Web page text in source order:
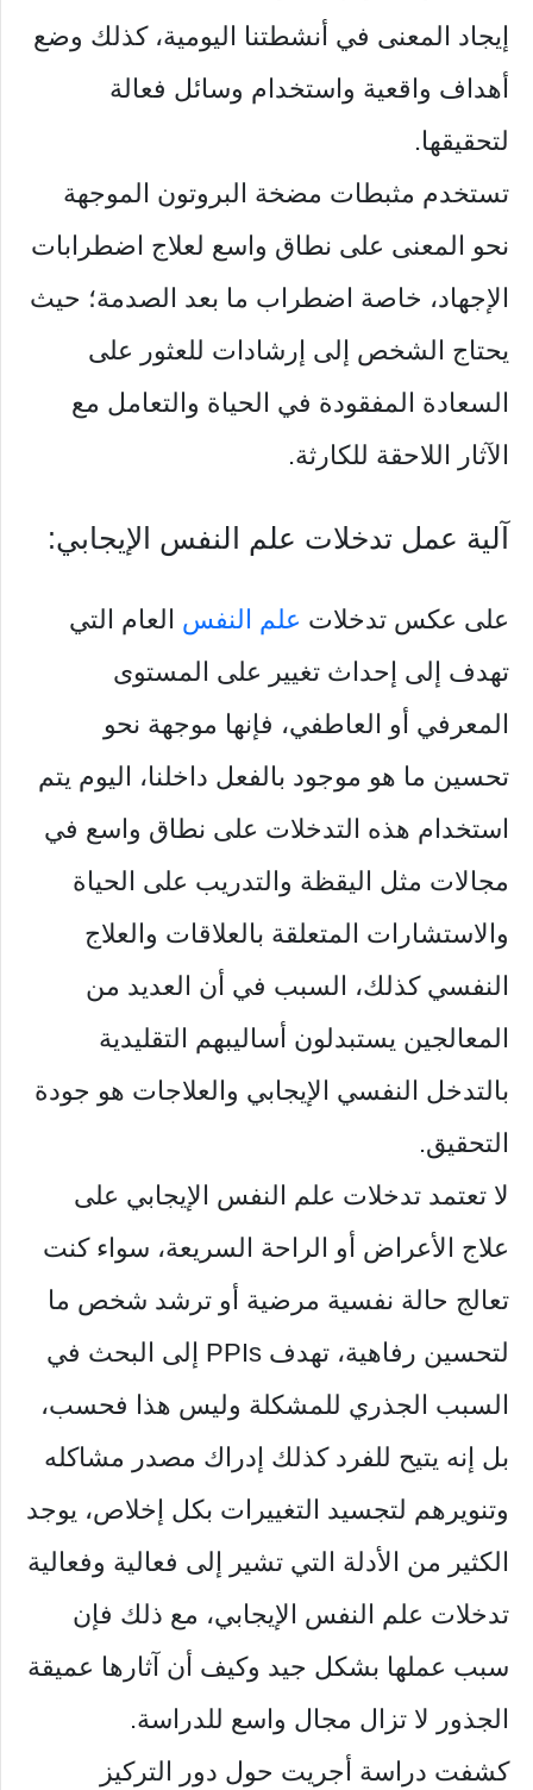
إيجاد المعنى في أنشطتنا اليومية، كذلك وضع
أهداف واقعية واستخدام وسائل فعالة
لتحقيقها.
تستخدم مثبطات مضخة البروتون الموجهة
نحو المعنى على نطاق واسع لعلاج اضطرابات
الإجهاد، خاصة اضطراب ما بعد الصدمة؛ حيث
يحتاج الشخص إلى إرشادات للعثور على
السعادة المفقودة في الحياة والتعامل مع
الآثار اللاحقة للكارثة.
آلية عمل تدخلات علم النفس الإيجابي:
على عكس تدخلات علم النفس العام التي
تهدف إلى إحداث تغيير على المستوى
المعرفي أو العاطفي، فإنها موجهة نحو
تحسين ما هو موجود بالفعل داخلنا، اليوم يتم
استخدام هذه التدخلات على نطاق واسع في
مجالات مثل اليقظة والتدريب على الحياة
والاستشارات المتعلقة بالعلاقات والعلاج
النفسي كذلك، السبب في أن العديد من
المعالجين يستبدلون أساليبهم التقليدية
بالتدخل النفسي الإيجابي والعلاجات هو جودة
التحقيق.
لا تعتمد تدخلات علم النفس الإيجابي على
علاج الأعراض أو الراحة السريعة، سواء كنت
تعالج حالة نفسية مرضية أو ترشد شخص ما
لتحسين رفاهية، تهدف PPIs إلى البحث في
السبب الجذري للمشكلة وليس هذا فحسب،
بل إنه يتيح للفرد كذلك إدراك مصدر مشاكله
وتنويرهم لتجسيد التغييرات بكل إخلاص، يوجد
الكثير من الأدلة التي تشير إلى فعالية وفعالية
تدخلات علم النفس الإيجابي، مع ذلك فإن
سبب عملها بشكل جيد وكيف أن آثارها عميقة
الجذور لا تزال مجال واسع للدراسة.
كشفت دراسة أجريت حول دور التركيز